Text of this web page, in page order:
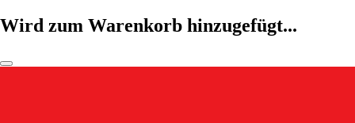
Wird zum Warenkorb hinzugefügt...